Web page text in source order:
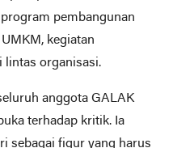
pembangunan
kegiatan
lintas organisasi.
anggota GALAK
terhadap kritik. Ia
sebagai figur yang harus